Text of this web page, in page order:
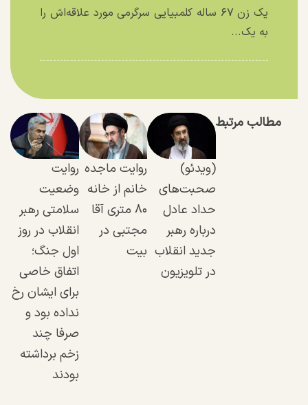
یک زن ۶۷ ساله کلمبیایی سرگرمی مورد علاقه‌اش را
به یک...
مطالب مرتبط
(ویدئو)
صحبت‌های
حداد عادل
درباره رهبر
جدید انقلاب
در تلویزیون
روایت ماجده
خانم از خانه
۸۰ متری آقا
مجتبی در
بیت
روایت
وضعیت
سلامتی رهبر
انقلاب در روز
اول جنگ؛
اتفاق خاصی
برای ایشان رخ
نداده بود و
صرفا چند
زخم برداشته
بودند